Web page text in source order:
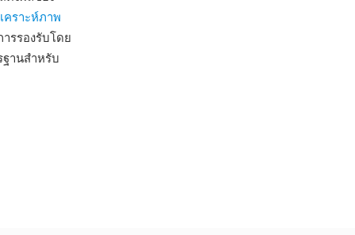
คราะห์ภาพ
รรองรับโดย
านสำหรับ